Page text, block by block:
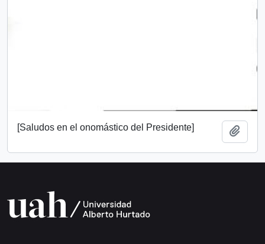
[Saludos en el onomástico del Presidente]